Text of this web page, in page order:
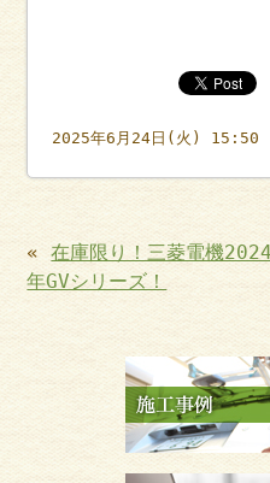
2025年6月24日(火) 15:50
«在庫限り！三菱電機2024
年GVシリーズ！